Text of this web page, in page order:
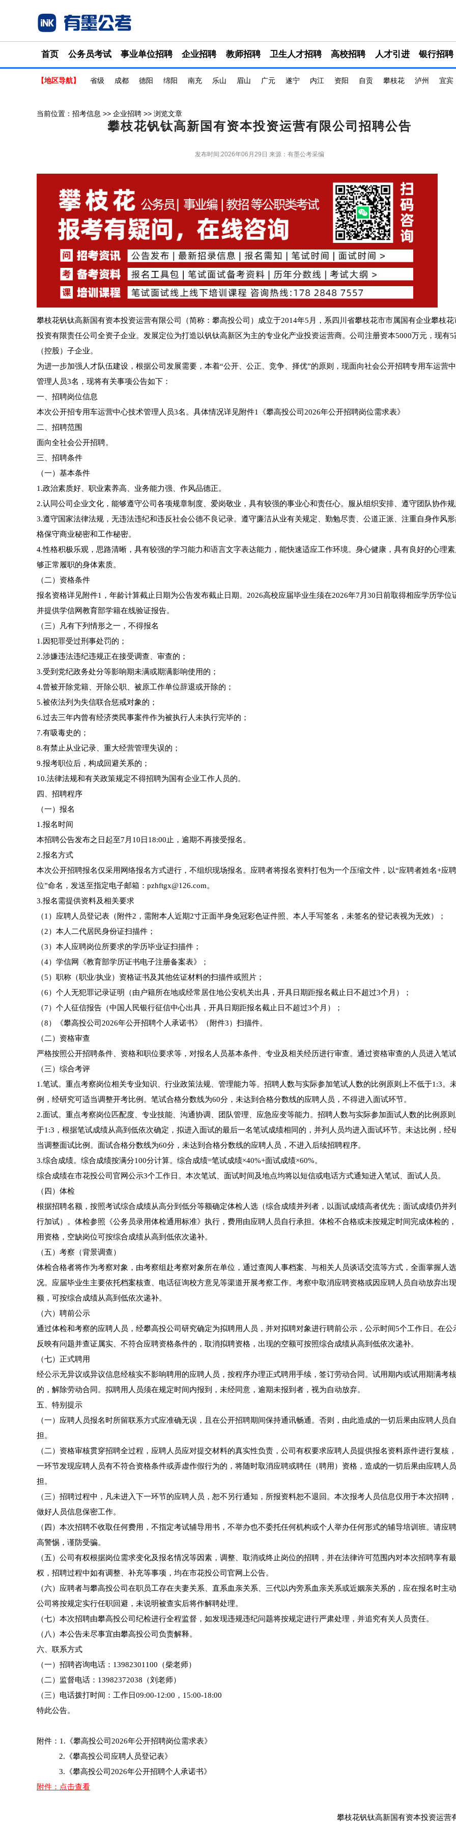
首页 公务员考试 事业单位招聘 企业招聘 教师招聘 卫生人才招聘 高校招聘 人才引进 银行招聘
【地区导航】 省级 成都 德阳 绵阳 南充 乐山 眉山 广元 遂宁 内江 资阳 自贡 攀枝花 泸州 宜宾
当前位置： 招考信息 >> 企业招聘 >> 浏览文章
攀枝花钒钛高新国有资本投资运营有限公司招聘公告
发布时间:2026年06月29日 来源：有墨公考采编
攀枝花钒钛高新国有资本投资运营有限公司（简称：攀高投公司）成立于2014年5月，系四川省攀枝花市市属国有企业攀枝花
投资有限责任公司全资子企业。发展定位为打造以钒钛高新区为主的专业化产业投资运营商。公司注册资本5000万元，现有5
（控股）子企业。
为进一步加强人才队伍建设，根据公司发展需要，本着“公开、公正、竞争、择优”的原则，现面向社会公开招聘专用车运营
管理人员3名，现将有关事项公告如下：
一、招聘岗位信息
本次公开招专用车运营中心技术管理人员3名。具体情况详见附件1《攀高投公司2026年公开招聘岗位需求表》
二、招聘范围
面向全社会公开招聘。
三、招聘条件
（一）基本条件
1.政治素质好、职业素养高、业务能力强、作风品德正。
2.认同公司企业文化，能够遵守公司各项规章制度、爱岗敬业，具有较强的事业心和责任心。服从组织安排、遵守团队协作
3.遵守国家法律法规，无违法违纪和违反社会公德不良记录。遵守廉洁从业有关规定、勤勉尽责、公道正派、注重自身作风
格保守商业秘密和工作秘密。
4.性格积极乐观，思路清晰，具有较强的学习能力和语言文字表达能力，能快速适应工作环境。身心健康，具有良好的心理
够正常履职的身体素质。
（二）资格条件
报名资格详见附件1，年龄计算截止日期为公告发布截止日期。2026高校应届毕业生须在2026年7月30日前取得相应学历学位
并提供学信网教育部学籍在线验证报告。
（三）凡有下列情形之一，不得报名
1.因犯罪受过刑事处罚的；
2.涉嫌违法违纪违规正在接受调查、审查的；
3.受到党纪政务处分等影响期未满或期满影响使用的；
4.曾被开除党籍、开除公职、被原工作单位辞退或开除的；
5.被依法列为失信联合惩戒对象的；
6.过去三年内曾有经济类民事案件作为被执行人未执行完毕的；
7.有吸毒史的；
8.有禁止从业记录、重大经营管理失误的；
9.报考职位后，构成回避关系的；
10.法律法规和有关政策规定不得招聘为国有企业工作人员的。
四、招聘程序
（一）报名
1.报名时间
本招聘公告发布之日起至7月10日18:00止，逾期不再接受报名。
2.报名方式
本次公开招聘报名仅采用网络报名方式进行，不组织现场报名。应聘者将报名资料打包为一个压缩文件，以“应聘者姓名+应
位”命名，发送至指定电子邮箱：pzhftgx@126.com。
3.报名需提供资料及相关要求
（1）应聘人员登记表（附件2，需附本人近期2寸正面半身免冠彩色证件照、本人手写签名，未签名的登记表视为无效）；
（2）本人二代居民身份证扫描件；
（3）本人应聘岗位所要求的学历毕业证扫描件；
（4）学信网《教育部学历证书电子注册备案表》；
（5）职称（职业/执业）资格证书及其他佐证材料的扫描件或照片；
（6）个人无犯罪记录证明（由户籍所在地或经常居住地公安机关出具，开具日期距报名截止日不超过3个月）；
（7）个人征信报告（中国人民银行征信中心出具，开具日期距报名截止日不超过3个月）；
（8）《攀高投公司2026年公开招聘个人承诺书》（附件3）扫描件。
（二）资格审查
严格按照公开招聘条件、资格和职位要求等，对报名人员基本条件、专业及相关经历进行审查。通过资格审查的人员进入笔
（三）综合考评
1.笔试。重点考察岗位相关专业知识、行业政策法规、管理能力等。招聘人数与实际参加笔试人数的比例原则上不低于1:3。
例，经研究可适当调整开考比例。笔试合格分数线为60分，未达到合格分数线的应聘人员，不得进入面试环节。
2.面试。重点考察岗位匹配度、专业技能、沟通协调、团队管理、应急应变等能力。招聘人数与实际参加面试人数的比例原
于1:3，根据笔试成绩从高到低依次确定，拟进入面试的最后一名笔试成绩相同的，并列人员均进入面试环节。未达比例，经
当调整面试比例。面试合格分数线为60分，未达到合格分数线的应聘人员，不进入后续招聘程序。
3.综合成绩。综合成绩按满分100分计算。综合成绩=笔试成绩×40%+面试成绩×60%。
综合成绩在市花投公司官网公示3个工作日。本次笔试、面试时间及地点均将以短信或电话方式通知进入笔试、面试人员。
（四）体检
根据招聘名额，按照考试综合成绩从高分到低分等额确定体检人选（综合成绩并列者，以面试成绩高者优先；面试成绩仍并
行加试）。体检参照《公务员录用体检通用标准》执行，费用由应聘人员自行承担。体检不合格或未按规定时间完成体检的
用资格，空缺岗位可按综合成绩从高到低依次递补。
（五）考察（背景调查）
体检合格者将作为考察对象，由考察组赴考察对象所在单位，通过查阅人事档案、与相关人员谈话交流等方式，全面掌握人
况。应届毕业生主要依托档案核查、电话征询校方意见等渠道开展考察工作。考察中取消应聘资格或因应聘人员自动放弃出
额，可按综合成绩从高到低依次递补。
（六）聘前公示
通过体检和考察的应聘人员，经攀高投公司研究确定为拟聘用人员，并对拟聘对象进行聘前公示，公示时间5个工作日。在公
反映有问题并查证属实、不符合应聘资格条件的，取消拟聘资格，出现的空额可按照综合成绩从高到低依次递补。
（七）正式聘用
经公示无异议或异议信息经核实不影响聘用的应聘人员，按程序办理正式聘用手续，签订劳动合同。试用期内或试用期满考
的，解除劳动合同。拟聘用人员须在规定时间内报到，未经同意，逾期未报到者，视为自动放弃。
五、特别提示
（一）应聘人员报名时所留联系方式应准确无误，且在公开招聘期间保持通讯畅通。否则，由此造成的一切后果由应聘人员
担。
（二）资格审核贯穿招聘全过程，应聘人员应对提交材料的真实性负责，公司有权要求应聘人员提供报名资料原件进行复核
一环节发现应聘人员有不符合资格条件或弄虚作假行为的，将随时取消应聘或聘任（聘用）资格，造成的一切后果由应聘人
担。
（三）招聘过程中，凡未进入下一环节的应聘人员，恕不另行通知，所报资料恕不退回。本次报考人员信息仅用于本次招聘
做好人员信息保密工作。
（四）本次招聘不收取任何费用，不指定考试辅导用书，不举办也不委托任何机构或个人举办任何形式的辅导培训班。请应
高警惕，谨防受骗。
（五）公司有权根据岗位需求变化及报名情况等因素，调整、取消或终止岗位的招聘，并在法律许可范围内对本次招聘享有
权，招聘过程中如有调整、补充等事项，均在市花投公司官网上公告。
（六）应聘者与攀高投公司在职员工存在夫妻关系、直系血亲关系、三代以内旁系血亲关系或近姻亲关系的，应在报名时主
公司将按规定实行任职回避，未说明被查实后将作解聘处理。
（七）本次招聘由攀高投公司纪检进行全程监督，如发现违规违纪问题将按规定进行严肃处理，并追究有关人员责任。
（八）本公告未尽事宜由攀高投公司负责解释。
六、联系方式
（一）招聘咨询电话：13982301100（柴老师）
（二）监督电话：13982372038（刘老师）
（三）电话拨打时间：工作日09:00-12:00，15:00-18:00
特此公告。
附件：1.《攀高投公司2026年公开招聘岗位需求表》
2.《攀高投公司应聘人员登记表》
3.《攀高投公司2026年公开招聘个人承诺书》
附件：点击查看
攀枝花钒钛高新国有资本投资运营